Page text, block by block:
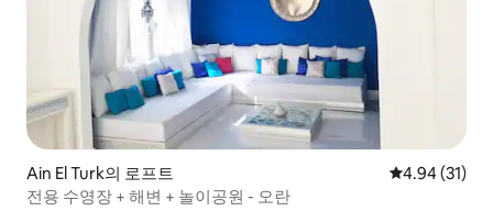
Ain El Turk의 로프트 평점 4.94점
4.94 (31)
전용 수영장 + 해변 + 놀이공원 - 오란